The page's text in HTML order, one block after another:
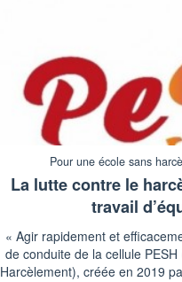
Pour une école sans
La lutte contre le
travail
« Agir rapidement et
de conduite de la cellule
Harcèlement), créée en 2019